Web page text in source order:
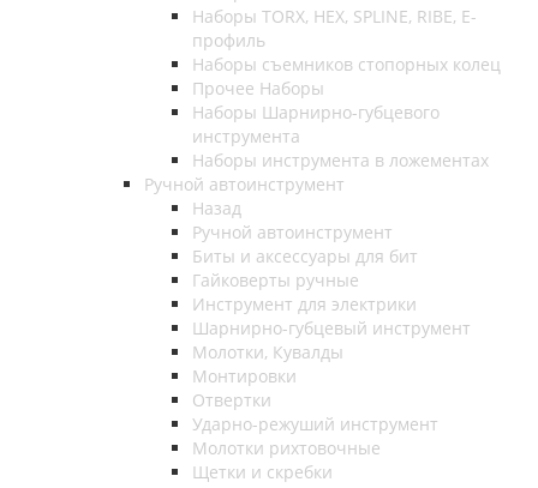
Наборы TORX, HEX, SPLINE, RIBE, E-
профиль
Наборы съемников стопорных колец
Прочее Наборы
Наборы Шарнирно-губцевого
инструмента
Наборы инструмента в ложементах
Ручной автоинструмент
Назад
Ручной автоинструмент
Биты и аксессуары для бит
Гайковерты ручные
Инструмент для электрики
Шарнирно-губцевый инструмент
Молотки, Кувалды
Монтировки
Отвертки
Ударно-режуший инструмент
Молотки рихтовочные
Щетки и скребки